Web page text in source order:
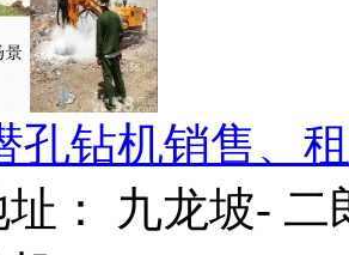
孔钻机销售、
： 九龙坡- 二